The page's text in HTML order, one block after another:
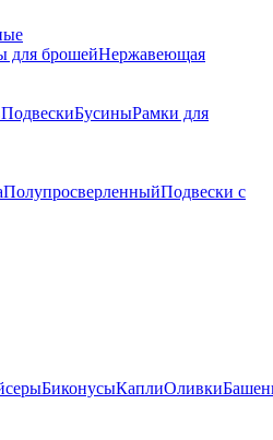
для брошейНержавеющая
ПодвескиБусиныРамки для
ПолупросверленныйПодвески с
БиконусыКаплиОливки